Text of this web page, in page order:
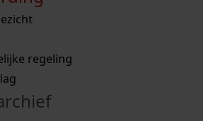
met een aantal zoektips.
met een aantal zoektips.
regeling
zoektips